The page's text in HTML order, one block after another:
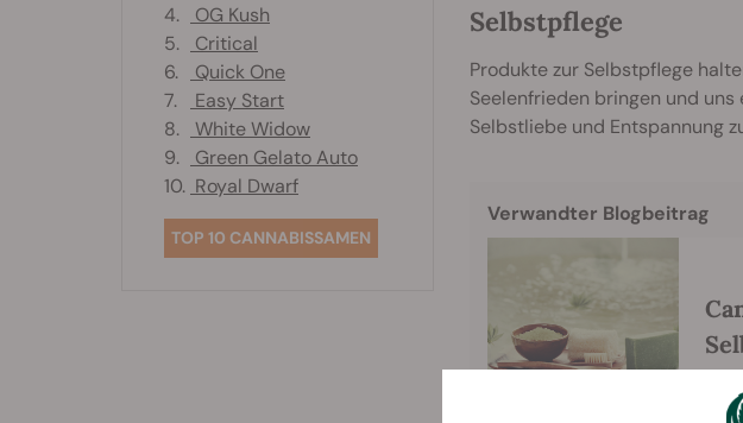
Selbstpflege
Produkte zur Selbstpflege
Seelenfrieden bringen und
Selbstliebe und Entspannung
Verwandter Blogbeitrag
4.
OG Kush
5.
Critical
6.
Quick One
7.
Easy Start
8.
White Widow
9.
Green Gelato Auto
10. Royal Dwarf
TOP 10 CANNABISSAMEN